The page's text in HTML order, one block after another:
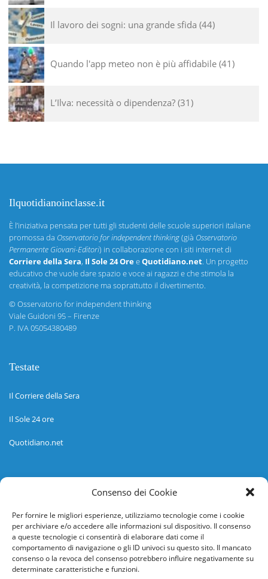
Consenso dei Cookie
Per fornire le migliori esperienze, utilizziamo tecnologie come i cookie
per archiviare e/o accedere alle informazioni sul dispositivo. Il consenso
a queste tecnologie ci consentirà di elaborare dati come il
comportamento di navigazione o gli ID univoci su questo sito. Il mancato
consenso o la revoca del consenso potrebbero influire negativamente su
determinate caratteristiche e funzioni.
Il lavoro dei sogni: una grande sfida 44
Quando l'app meteo non è più affidabile 41
L’Ilva: necessità o dipendenza? 31
Ilquotidianoinclasse.it
È l’iniziativa pensata per tutti gli studenti delle scuole superiori italiane
promossa da Osservatorio for independent thinking(già Osservatorio
Permanente Giovani-Editori) in collaborazione con i siti internet di
Corriere della Sera, Il Sole 24 OreeQuotidiano.net. Un progetto
educativo che vuole dare spazio e voce ai ragazzi e che stimola la
creatività, la competizione ma soprattutto il divertimento.
©Osservatorio for independent thinking
Viale Guidoni 95 – Firenze
P. IVA 05054380489
Testate
Il Corriere della Sera
Il Sole 24 ore
Quotidiano.net
Informazioni
Help desk
Guida rapida